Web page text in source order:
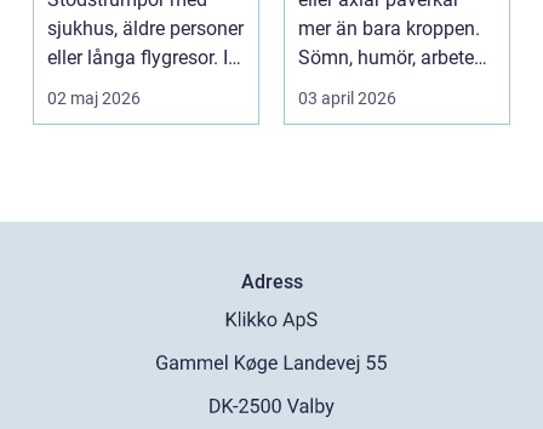
sjukhus, äldre personer
eller långa flygresor. I
verkligheten är d...
02 maj 2026
mer än bara kroppen.
Sömn, humör, arbete
och vardag blir l...
03 april 2026
Adress